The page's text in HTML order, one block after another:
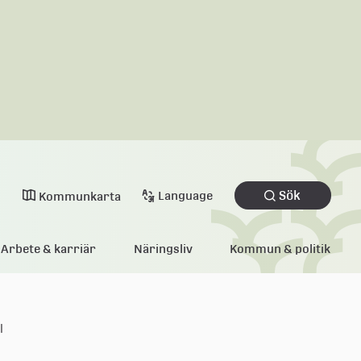
Kommunkarta Language Sök
Arbete & karriär Näringsliv Kommun & politik